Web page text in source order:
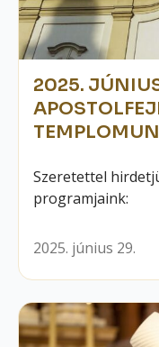
2025.
Szeretettel
programjaink:
2025. június 29.